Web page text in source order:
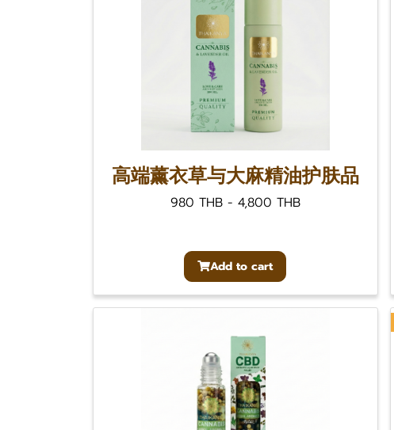
高端薰衣草与大麻精油护肤品
980 THB- 4,800 THB
Add to cart